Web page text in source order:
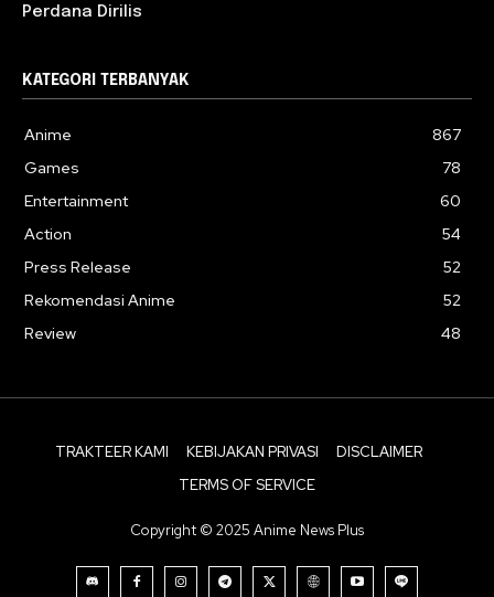
Perdana Dirilis
KATEGORI TERBANYAK
Anime
867
Games
78
Entertainment
60
Action
54
Press Release
52
Rekomendasi Anime
52
Review
48
TRAKTEER KAMI KEBIJAKAN PRIVASI
DISCLAIMER
TERMS OF SERVICE
Copyright © 2025 Anime News Plus